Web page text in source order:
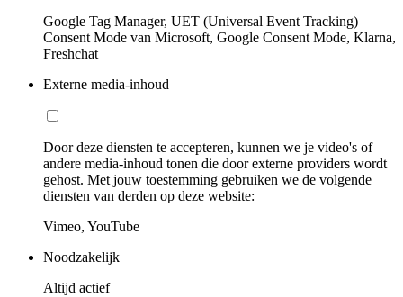
Google Tag Manager, UET (Universal Event Tracking)
Consent Mode van Microsoft, Google Consent Mode, Klarna,
Freshchat
Externe media-inhoud
Door deze diensten te accepteren, kunnen we je video's of
andere media-inhoud tonen die door externe providers wordt
gehost. Met jouw toestemming gebruiken we de volgende
diensten van derden op deze website:
Vimeo, YouTube
Noodzakelijk
Altijd actief